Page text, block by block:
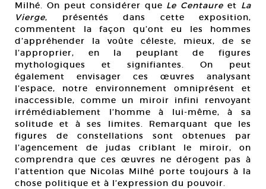
Milhé. On peut considérer que Le Centaure et La
Vierge, présentés dans cette exposition,
commentent la façon qu’ont eu les hommes
d’appréhender la voûte céleste, mieux, de se
l’approprier, en la peuplant de figures
mythologiques et signifiantes. On peut
également envisager ces œuvres analysant
l’espace, notre environnement omniprésent et
inaccessible, comme un miroir infini renvoyant
irrémédiablement l’homme à lui-même, à sa
solitude et à ses limites. Remarquant que les
figures de constellations sont obtenues par
l’agencement de judas criblant le miroir, on
comprendra que ces œuvres ne dérogent pas à
l’attention que Nicolas Milhé porte toujours à la
chose politique et à l’expression du pouvoir.